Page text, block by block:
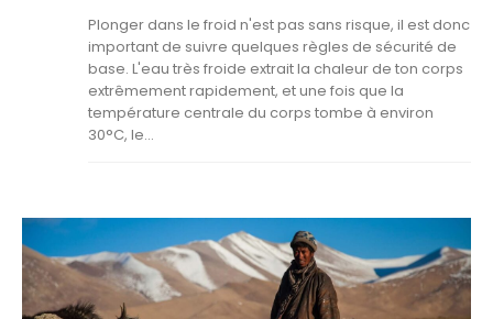
Plonger dans le froid n'est pas sans risque, il est donc
important de suivre quelques règles de sécurité de
base. L'eau très froide extrait la chaleur de ton corps
extrêmement rapidement, et une fois que la
température centrale du corps tombe à environ
30°C, le...